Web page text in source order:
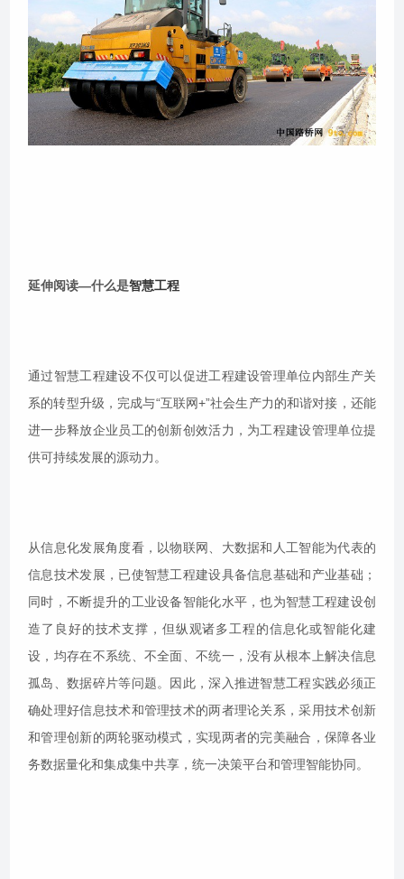
延伸阅读—什么是智慧工程
通过智慧工程建设不仅可以促进工程建设管理单位内部生产关
系的转型升级，完成与“互联网+”社会生产力的和谐对接，还能
进一步释放企业员工的创新创效活力，为工程建设管理单位提
供可持续发展的源动力。
从信息化发展角度看，以物联网、大数据和人工智能为代表的
信息技术发展，已使智慧工程建设具备信息基础和产业基础；
同时，不断提升的工业设备智能化水平，也为智慧工程建设创
造了良好的技术支撑，但纵观诸多工程的信息化或智能化建
设，均存在不系统、不全面、不统一，没有从根本上解决信息
孤岛、数据碎片等问题。因此，深入推进智慧工程实践必须正
确处理好信息技术和管理技术的两者理论关系，采用技术创新
和管理创新的两轮驱动模式，实现两者的完美融合，保障各业
务数据量化和集成集中共享，统一决策平台和管理智能协同。